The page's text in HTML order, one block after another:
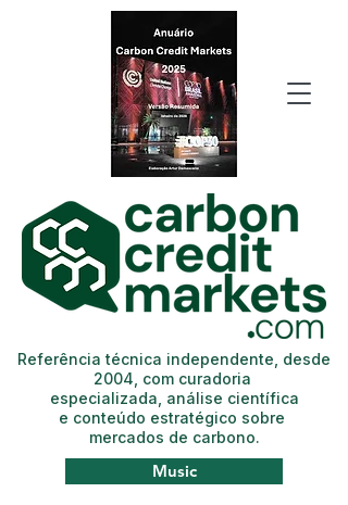
Music
Referência técnica independente, desde
2004, com curadoria
especializada, análise científica
e conteúdo estratégico sobre
mercados de carbono.